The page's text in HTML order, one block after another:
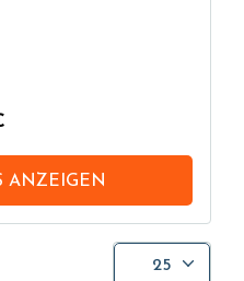
ANZEIGEN
25